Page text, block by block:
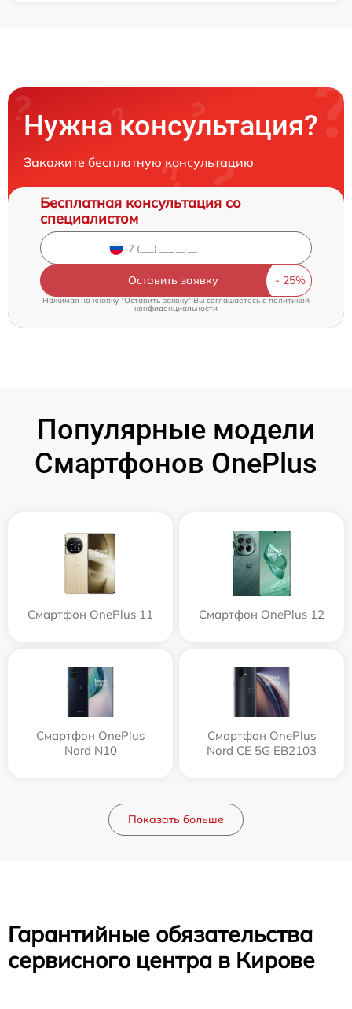
Нужна консультация?
Закажите бесплатную консультацию
Бесплатная консультация со
специалистом
Оставить заявку
Нажимая на кнопку "Оставить заявку" Вы соглашаетесь c политикой
конфиденциальности
Популярные модели
Смартфонов OnePlus
Смартфон OnePlus 11 Смартфон OnePlus 12
Смартфон OnePlus
Nord N10
Смартфон OnePlus
Nord CE 5G EB2103
Показать больше
Гарантийные обязательства
сервисного центра в Кирове